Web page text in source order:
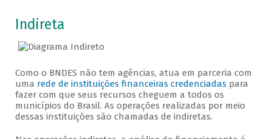
Veja como solicitar
Indireta
Como o BNDES não tem agências, atua em parceria com
uma rede de instituições financeiras credenciadas para
fazer com que seus recursos cheguem a todos os
municípios do Brasil. As operações realizadas por meio
dessas instituições são chamadas de indiretas.